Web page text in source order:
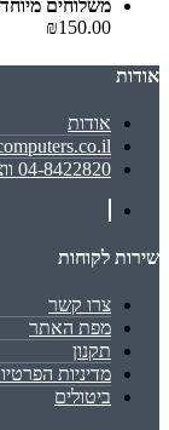
משלוחים
₪150.00
אודות
אודות
04-8422820 ווצטאפ 050-6875858
שירות לקוחות
צרו קשר
מפת האתר
תקנון
מדיניות
ביטולים